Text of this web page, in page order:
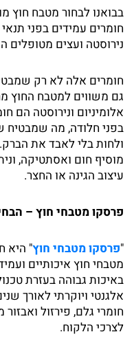
בבואנו לבחור מטבח חוץ
חומרים עמידים בפני
נירוסטה ועצים
חומרים אלה לא רק
גם משווים למטבח החוץ
אלומיניום ונירוסטה הם
בפני חלודה, מה
ולחות בלי לאבד את
מוסיף חום ואסתטיקה,
עיצוב הגינה או החצר.
פרסקו מטבחי חוץ –
"פרסקו מטבחי חוץ" היא
מטבחי חוץ איכותיים
באיכות גבוהה בעזרת
אלגנטי ויוקרתי לאורך
חומרי גלם, פירזול
לצרכי הלקוח.